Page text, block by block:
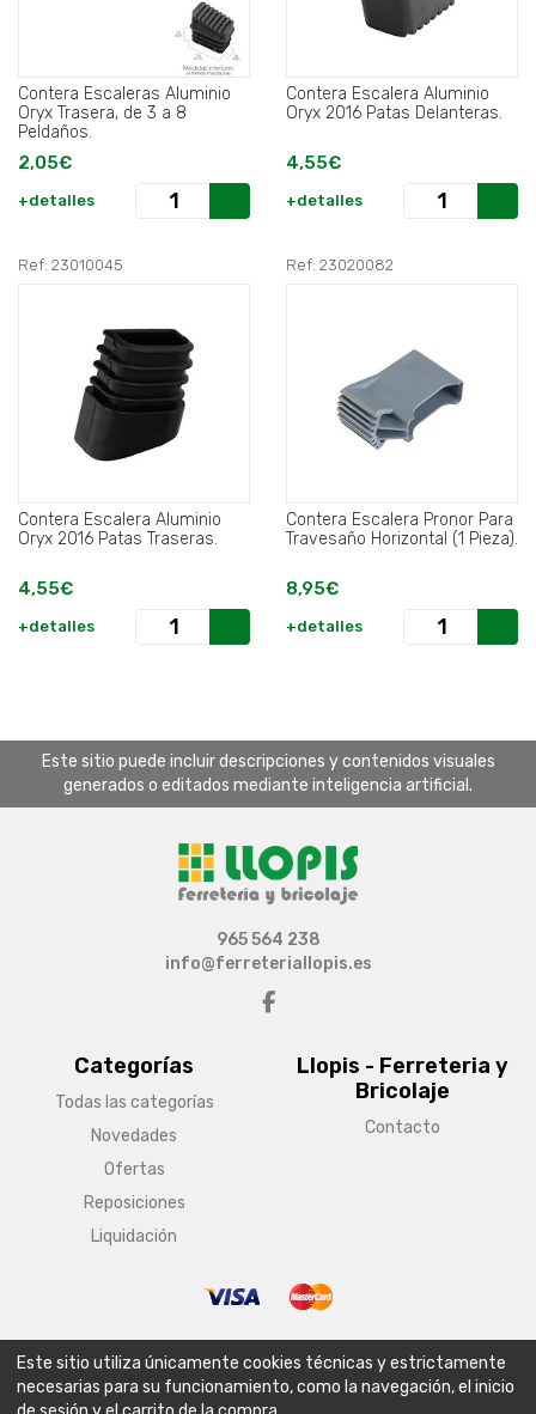
Contera Escaleras Aluminio
Oryx Trasera, de 3 a 8
Peldaños.
2,05€
+detalles
Contera Escalera Aluminio
Oryx 2016 Patas Delanteras.
4,55€
+detalles
Ref: 23010045
Contera Escalera Aluminio
Oryx 2016 Patas Traseras.
4,55€
+detalles
Ref: 23020082
Contera Escalera Pronor Para
Travesaño Horizontal (1 Pieza).
8,95€
+detalles
Este sitio puede incluir descripciones y contenidos visuales
generados o editados mediante inteligencia artificial.
Categorías
Todas las categorías
Novedades
Ofertas
Reposiciones
Liquidación
Llopis - Ferreteria y
Bricolaje
Contacto
965 564 238
info@ferreteriallopis.es
Aviso legal Condiciones generales de venta
Política de envío
Este sitio utiliza únicamente cookies técnicas y estrictamente
necesarias para su funcionamiento, como la navegación, el inicio